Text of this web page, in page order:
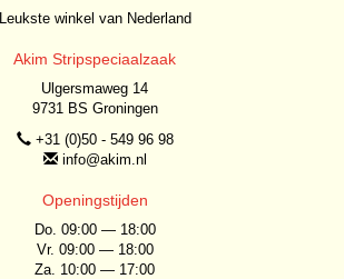
Leukste winkel van Nederland
Akim Stripspeciaalzaak
Ulgersmaweg 14
9731 BS Groningen
+31 (0)50 - 549 96 98
info@akim.nl
Openingstijden
Do. 09:00 — 18:00
Vr. 09:00 — 18:00
Za. 10:00 — 17:00